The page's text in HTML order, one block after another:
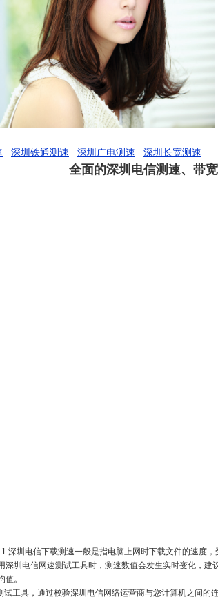
深圳铁通测速 深圳广电测速 深圳长宽测速
全面的深圳电信测速、带
1.深圳电信下载测速一般是指电脑上网时下载文件的速度
深圳电信网速测试工具时，测速数值会发生实时变化，
值。
试工具，通过校验深圳电信网络运营商与您计算机之间的